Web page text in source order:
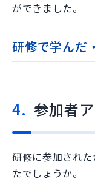
ができました。
研修で学んだ
参加者
研修に参加され
たでしょうか。